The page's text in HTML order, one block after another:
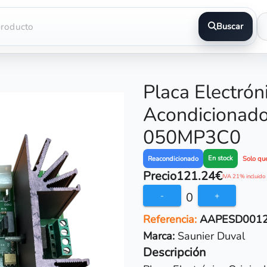
Buscar
Placa
050MP3C0
Reacondicionado En stock Solo
Precio121.24€IVA 21% incluido
- 0 +
Referencia:
Marca: Saunier Duval
Descripción